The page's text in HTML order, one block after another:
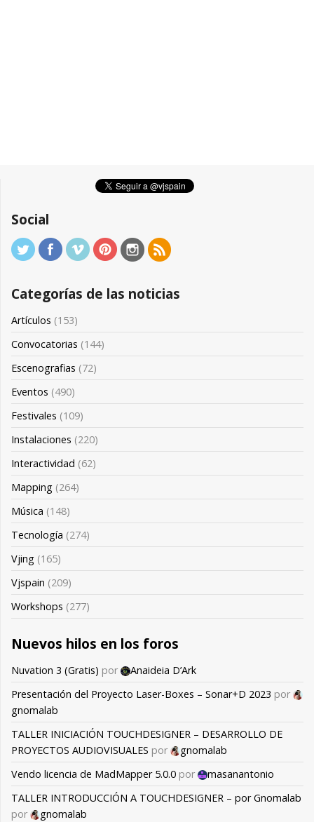
Social
Categorías de las noticias
Artículos (153)
Convocatorias (144)
Escenografias (72)
Eventos (490)
Festivales (109)
Instalaciones (220)
Interactividad (62)
Mapping (264)
Música (148)
Tecnología (274)
Vjing (165)
Vjspain (209)
Workshops (277)
Nuevos hilos en los foros
Nuvation 3 (Gratis) por
Anaideia D’Ark
Presentación del Proyecto Laser-Boxes – Sonar+D 2023 por
gnomalab
TALLER INICIACIÓN TOUCHDESIGNER – DESARROLLO DE
PROYECTOS AUDIOVISUALES por
gnomalab
Vendo licencia de MadMapper 5.0.0 por
masanantonio
TALLER INTRODUCCIÓN A TOUCHDESIGNER – por Gnomalab
por
gnomalab